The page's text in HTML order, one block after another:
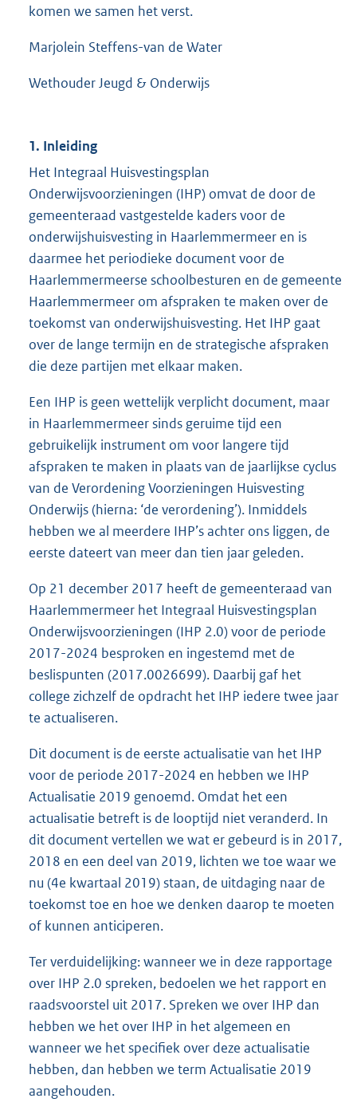
komen we samen het verst.
Marjolein Steffens-van de Water
Wethouder Jeugd & Onderwijs
1. Inleiding
Het Integraal Huisvestingsplan
Onderwijsvoorzieningen (IHP) omvat de door de
gemeenteraad vastgestelde kaders voor de
onderwijshuisvesting in Haarlemmermeer en is
daarmee het periodieke document voor de
Haarlemmermeerse schoolbesturen en de gemeente
Haarlemmermeer om afspraken te maken over de
toekomst van onderwijshuisvesting. Het IHP gaat
over de lange termijn en de strategische afspraken
die deze partijen met elkaar maken.
Een IHP is geen wettelijk verplicht document, maar
in Haarlemmermeer sinds geruime tijd een
gebruikelijk instrument om voor langere tijd
afspraken te maken in plaats van de jaarlijkse cyclus
van de Verordening Voorzieningen Huisvesting
Onderwijs (hierna: ‘de verordening’). Inmiddels
hebben we al meerdere IHP’s achter ons liggen, de
eerste dateert van meer dan tien jaar geleden.
Op 21 december 2017 heeft de gemeenteraad van
Haarlemmermeer het Integraal Huisvestingsplan
Onderwijsvoorzieningen (IHP 2.0) voor de periode
2017-2024 besproken en ingestemd met de
beslispunten (2017.0026699). Daarbij gaf het
college zichzelf de opdracht het IHP iedere twee jaar
te actualiseren.
Dit document is de eerste actualisatie van het IHP
voor de periode 2017-2024 en hebben we IHP
Actualisatie 2019 genoemd. Omdat het een
actualisatie betreft is de looptijd niet veranderd. In
dit document vertellen we wat er gebeurd is in 2017,
2018 en een deel van 2019, lichten we toe waar we
nu (4e kwartaal 2019) staan, de uitdaging naar de
toekomst toe en hoe we denken daarop te moeten
of kunnen anticiperen.
Ter verduidelijking: wanneer we in deze rapportage
over IHP 2.0 spreken, bedoelen we het rapport en
raadsvoorstel uit 2017. Spreken we over IHP dan
hebben we het over IHP in het algemeen en
wanneer we het specifiek over deze actualisatie
hebben, dan hebben we term Actualisatie 2019
aangehouden.